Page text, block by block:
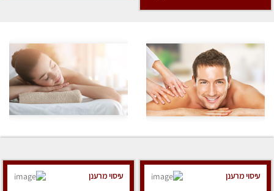
עיסוי מרענן
עיסוי מרענן